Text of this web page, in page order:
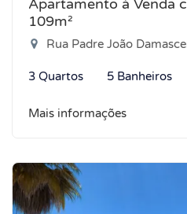
Apartamento à Venda
109m²
Rua Padre João Damasceno,
3 Quartos 5 Banheiros
Mais informações